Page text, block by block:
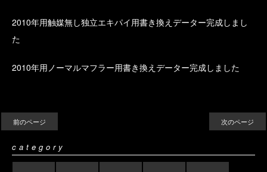
2010年用触媒無し独立エキパイ用書き換えデーター完成しまし
た
2010年用ノーマルマフラー用書き換えデーター完成しました
前のページ 次のページ
category